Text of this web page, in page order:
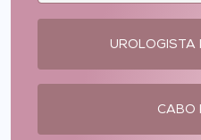
UROLOGISTA
CABO